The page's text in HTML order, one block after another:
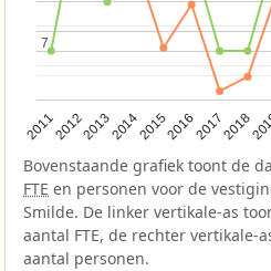
20112012201320142015201620172018
7
7
Bovenstaande grafiek toont de
FTE en personen voor de
Smilde. De linker vertikale-as
aantal FTE, de rechter vertikale-
aantal personen.